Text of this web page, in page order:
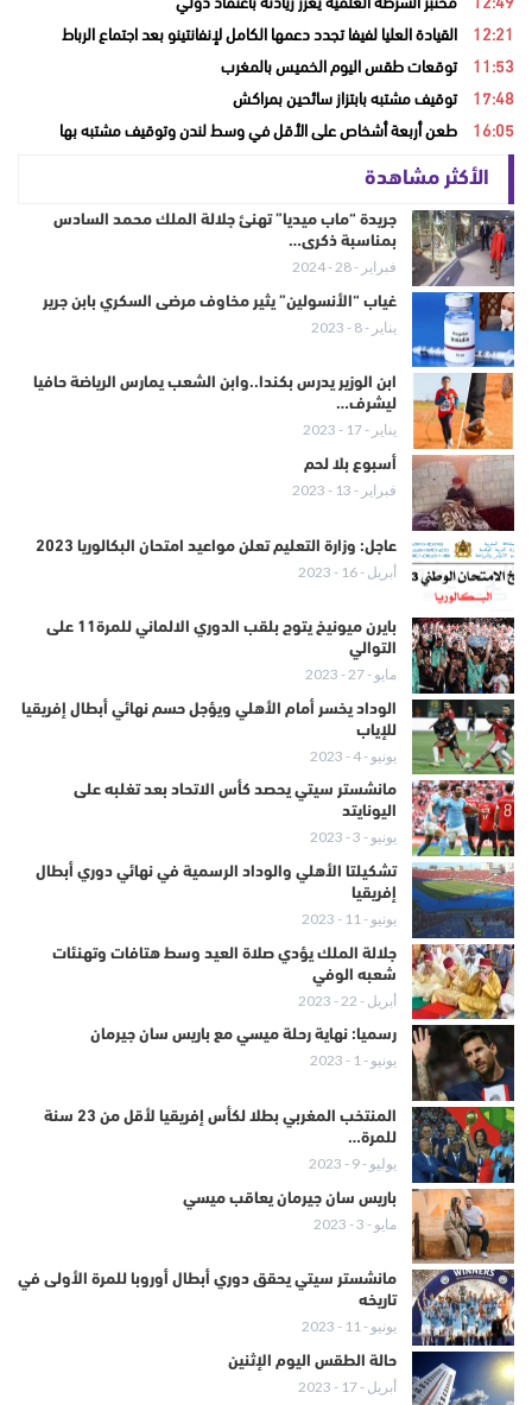
12:21 القيادة العليا لفيفا تجدد دعمها الكامل لإنفانتينو بعد اجتماع الرباط
11:53 توقعات طقس اليوم الخميس بالمغرب
17:48 توقيف مشتبه بابتزاز سائحين بمراكش
16:05 طعن أربعة أشخاص على الأقل في وسط لندن وتوقيف مشتبه بها
الأكثر مشاهدة
جريدة “ماب ميديا” تهنئ جلالة الملك محمد السادس
بمناسبة ذكرى…
فبراير - 28 - 2024
غياب “الأنسولين” يثير مخاوف مرضى السكري بابن جرير
يناير - 8 - 2023
ابن الوزير يدرس بكندا..وابن الشعب يمارس الرياضة حافيا
ليشرف…
يناير - 17 - 2023
أسبوع بلا لحم
فبراير - 13 - 2023
عاجل: وزارة التعليم تعلن مواعيد امتحان البكالوريا 2023
أبريل - 16 - 2023
بايرن ميونيخ يتوج بلقب الدوري الالماني للمرة11 على
التوالي
مايو - 27 - 2023
الوداد يخسر أمام الأهلي ويؤجل حسم نهائي أبطال إفريقيا
للإياب
يونيو - 4 - 2023
مانشستر سيتي يحصد كأس الاتحاد بعد تغلبه على
اليونايتد
يونيو - 3 - 2023
تشكيلتا الأهلي والوداد الرسمية في نهائي دوري أبطال
إفريقيا
يونيو - 11 - 2023
جلالة الملك يؤدي صلاة العيد وسط هتافات وتهنئات
شعبه الوفي
أبريل - 22 - 2023
رسميا: نهاية رحلة ميسي مع باريس سان جيرمان
يونيو - 1 - 2023
المنتخب المغربي بطلا لكأس إفريقيا لأقل من 23 سنة
للمرة…
يوليو - 9 - 2023
باريس سان جيرمان يعاقب ميسي
مايو - 3 - 2023
مانشستر سيتي يحقق دوري أبطال أوروبا للمرة الأولى في
تاريخه
يونيو - 11 - 2023
حالة الطقس اليوم الإثنين
أبريل - 17 - 2023